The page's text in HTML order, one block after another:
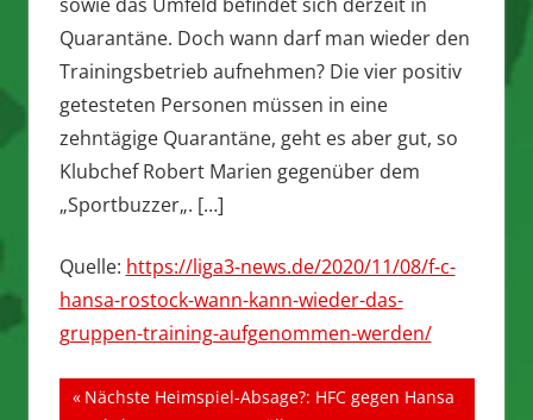
Quarantäne. Doch wann darf man wieder den
Trainingsbetrieb aufnehmen? Die vier positiv
getesteten Personen müssen in eine
zehntägige Quarantäne, geht es aber gut, so
Klubchef Robert Marien gegenüber dem
„Sportbuzzer„. […]
Quelle: https://liga3-news.de/2020/11/08/f-c-
hansa-rostock-wann-kann-wieder-das-
gruppen-training-aufgenommen-werden/
Beitragsnavigation
Vorheriger
Nächste Heimspiel-Absage?: HFC gegen Hansa